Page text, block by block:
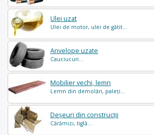
Ulei uzat
Ulei de motor, ulei de gătit...
Anvelope uzate
Cauciucuri...
Mobilier vechi, lemn
Lemn din demolări, paleți...
Deșeuri din construcții
Cărămizi, tiglă...